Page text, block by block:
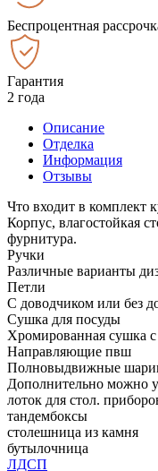
Беспроцентная
Гарантия
2 года
Описание
Отделка
Информация
Отзывы
Что входит в комплект
Корпус, влагостойкая
фурнитура.
Ручки
Различные варианты
Петли
С доводчиком или без
Сушка для посуды
Хромированная сушка
Направляющие пвш
Полновыдвижные
Дополнительно можно
лоток для стол.
тандембоксы
столешница из камня
бутылочница
ЛДСП